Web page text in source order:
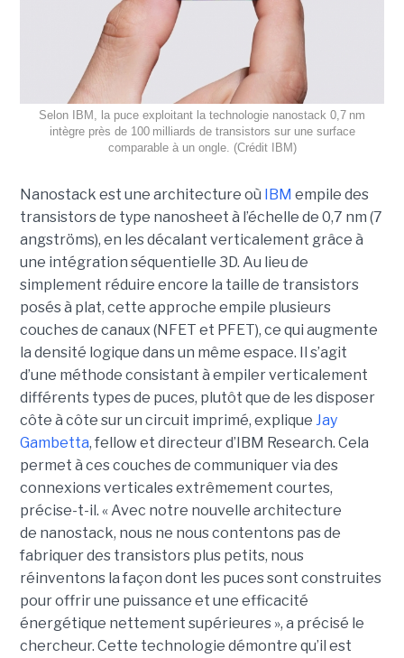
Selon IBM, la puce exploitant la technologie nanostack 0,7 nm
intègre près de 100 milliards de transistors sur une surface
comparable à un ongle. (Crédit IBM)
Nanostack est une architecture où IBM empile des
transistors de type nanosheet à l’échelle de 0,7 nm (7
angströms), en les décalant verticalement grâce à
une intégration séquentielle 3D. Au lieu de
simplement réduire encore la taille de transistors
posés à plat, cette approche empile plusieurs
couches de canaux (NFET et PFET), ce qui augmente
la densité logique dans un même espace. Il s’agit
d’une méthode consistant à empiler verticalement
différents types de puces, plutôt que de les disposer
côte à côte sur un circuit imprimé, explique Jay
Gambetta, fellow et directeur d’IBM Research. Cela
permet à ces couches de communiquer via des
connexions verticales extrêmement courtes,
précise-t-il. « Avec notre nouvelle architecture
de nanostack, nous ne nous contentons pas de
fabriquer des transistors plus petits, nous
réinventons la façon dont les puces sont construites
pour offrir une puissance et une efficacité
énergétique nettement supérieures », a précisé le
chercheur. Cette technologie démontre qu’il est